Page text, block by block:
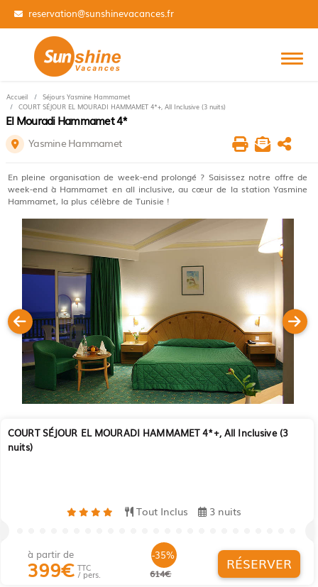
01 84 14 31 99
Accueil
Séjours Yasmine Hammamet
COURT SÉJOUR EL MOURADI HAMMAMET 4*+, All Inclusive (3 nuits)
El Mouradi Hammamet 4*
Yasmine Hammamet
En pleine organisation de week-end prolongé ? Saisissez notre offre de
week-end à Hammamet en all inclusive, au cœur de la station Yasmine
Hammamet, la plus célèbre de Tunisie !
COURT SÉJOUR EL MOURADI HAMMAMET 4*+, All Inclusive (3
nuits)
Tout Inclus 3 nuits
à partir de
399€ TTC
/ pers.
-35%
614€
RÉSERVER